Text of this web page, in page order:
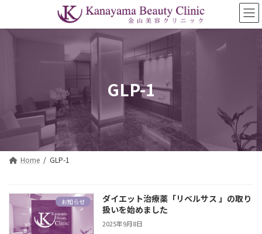
テ
ゲ
GLP-1
Home GLP-1
お知らせ
ダイエット治療薬「リベルサス 」の取り
扱いを始めました
2025年9月8日